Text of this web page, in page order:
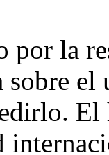
por la
sobre
El